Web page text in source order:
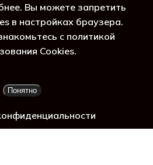
Вы можете запретить
в настройках браузера.
с политикой
Cookies.
Понятно